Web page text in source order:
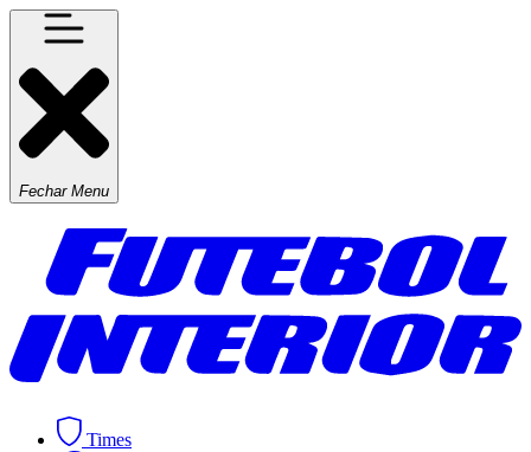
Fechar Menu
Times